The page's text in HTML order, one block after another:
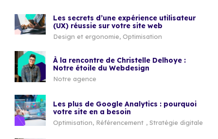
Les secrets d’une expérience utilisateur
(UX) réussie sur votre site web
Design et ergonomie, Optimisation
À la rencontre de Christelle Delhoye :
Notre étoile du Webdesign
Notre agence
Les plus de Google Analytics : pourquoi
votre site en a besoin
Optimisation, Référencement , Stratégie digitale